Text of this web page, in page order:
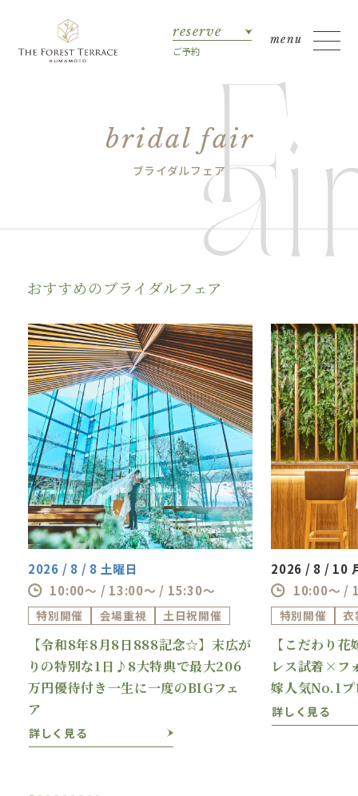
reserve
ご予約
bridal fair
ブライダルフェア
おすすめのブライダルフェア
2026 / 8 / 8 土曜日
10:00～ / 13:00～ / 15:30～
特別開催 会場重視 土日祝開催
【令和8年8月8日888記念☆】末広が
りの特別な1日♪8大特典で最大206
万円優待付き一生に一度のBIGフェ
ア
詳しく見る
2026 / 8 / 10
10:00～ /
特別開催 衣
【こだわり
レス試着×フ
嫁人気No.1プ
詳しく見る